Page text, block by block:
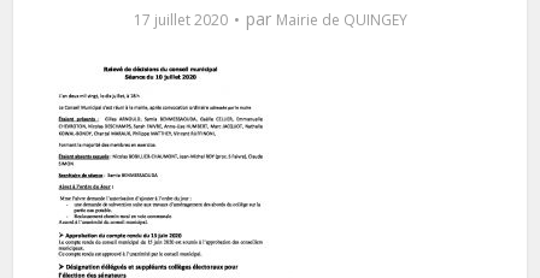
17 juillet 2020 par Mairie de QUINGEY